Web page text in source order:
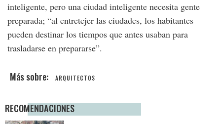
inteligente, pero una ciudad inteligente necesita gente
preparada; “al entretejer las ciudades, los habitantes
pueden destinar los tiempos que antes usaban para
trasladarse en prepararse”.
ARQUITECTOS
RECOMENDACIONES